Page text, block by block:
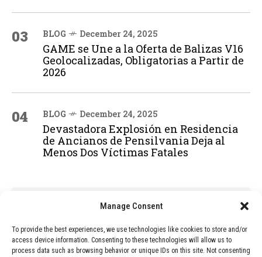
Manage Consent
To provide the best experiences, we use technologies like cookies to store and/or
access device information. Consenting to these technologies will allow us to
process data such as browsing behavior or unique IDs on this site. Not consenting
03 BLOG December 24, 2025
GAME se Une a la Oferta de Balizas V16
Geolocalizadas, Obligatorias a Partir de
2026
04 BLOG December 24, 2025
Devastadora Explosión en Residencia
de Ancianos de Pensilvania Deja al
Menos Dos Víctimas Fatales